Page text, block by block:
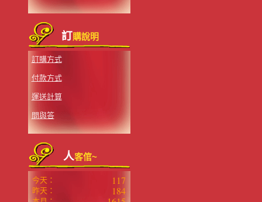
訂購說明
訂購方式
付款方式
運送計算
問與答
人客倌~
今天： 117
昨天： 184